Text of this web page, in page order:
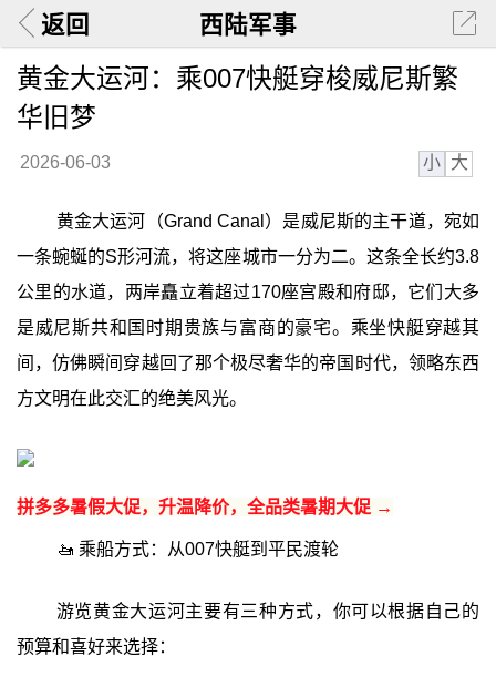
返回 西陆军事
黄金大运河：乘007快艇穿梭威尼斯繁
华旧梦
2026-06-03 小 大
黄金大运河（Grand Canal）是威尼斯的主干道，宛如
一条蜿蜒的S形河流，将这座城市一分为二。这条全长约3.8
公里的水道，两岸矗立着超过170座宫殿和府邸，它们大多
是威尼斯共和国时期贵族与富商的豪宅。乘坐快艇穿越其
间，仿佛瞬间穿越回了那个极尽奢华的帝国时代，领略东西
方文明在此交汇的绝美风光。
拼多多暑假大促，升温降价，全品类暑期大促 →
🚤 乘船方式：从007快艇到平民渡轮
游览黄金大运河主要有三种方式，你可以根据自己的
预算和喜好来选择：